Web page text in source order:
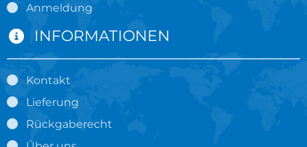
Anmeldung
INFORMATIONEN
Kontakt
Lieferung
Rückgaberecht